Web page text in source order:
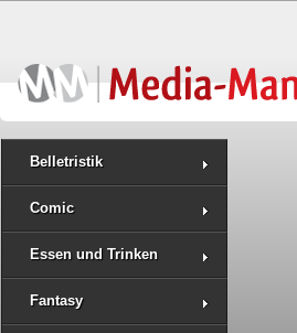
Belletristik
Comic
Essen und Trinken
Fantasy